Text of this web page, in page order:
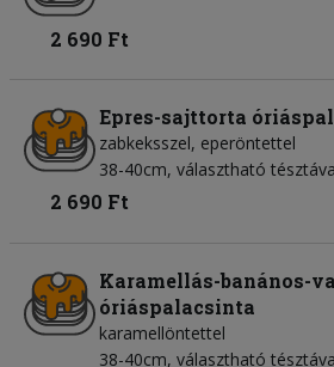
2 690 Ft
Epres-sajttorta
zabkeksszel, eperöntettel
38-40cm, választható
2 690 Ft
Karamellás-banános-
óriáspalacsinta
karamellöntettel
38-40cm, választható